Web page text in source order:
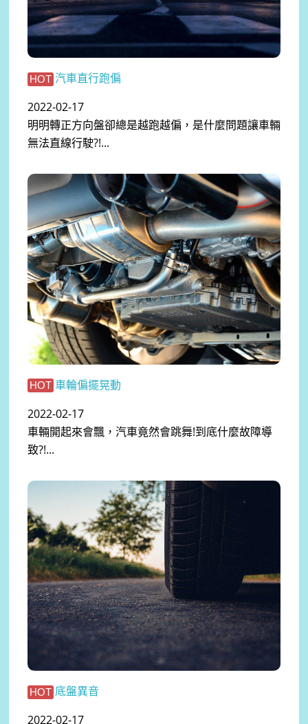
HOT 汽車直行跑偏
2022-02-17
明明轉正方向盤卻總是越跑越偏，是什麼問題讓車輛
無法直線行駛?!...
HOT 車輪偏擺晃動
2022-02-17
車輛開起來會飄，汽車竟然會跳舞!到底什麼故障導
致?!...
HOT 底盤異音
2022-02-17